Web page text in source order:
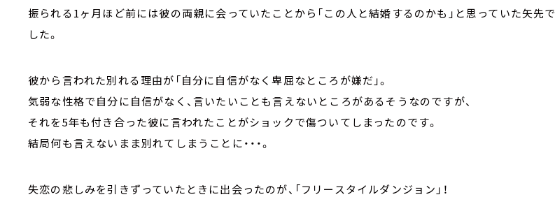
振られる1ヶ月ほど前には彼の両親に会っていたことから「この人と結婚するのかも」と思っていた矢先で
した。
彼から言われた別れる理由が「自分に自信がなく卑屈なところが嫌だ」。
気弱な性格で自分に自信がなく、言いたいことも言えないところがあるそうなのですが、
それを5年も付き合った彼に言われたことがショックで傷ついてしまったのです。
結局何も言えないまま別れてしまうことに・・・。
失恋の悲しみを引きずっていたときに出会ったのが、「フリースタイルダンジョン」！